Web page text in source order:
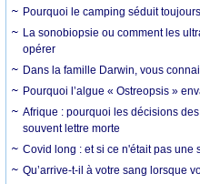
Pourquoi le camping séduit
La sonobiopsie ou comment les
opérer
Dans la famille Darwin, vous
Pourquoi l’algue « Ostreopsis »
Afrique : pourquoi les décisions
souvent lettre morte
Covid long : et si ce n'était pas
Qu’arrive-t-il à votre sang lorsque